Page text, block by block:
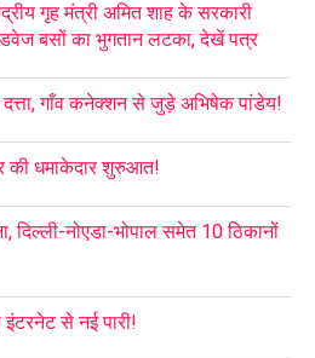
गृह मंत्री अमित शाह के सरकारी
बसों का भुगतान लटका, देखें पत्र
गाँव कनेक्शन से जुड़े अभिषेक पांडेय!
की धमाकेदार शुरुआत!
दिल्ली-नोएडा-भोपाल समेत 10 ठिकानों
इंटरनेट से नई पारी!